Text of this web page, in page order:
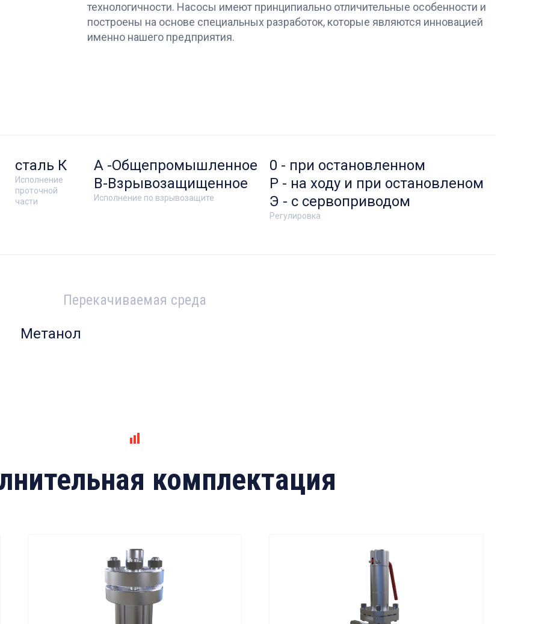
технологичности. Насосы имеют принципиально отличительные особенности и
построены на основе специальных разработок, которые являются инновацией
именно нашего предприятия.
Исполнение
проточной
части
сталь К
Исполнение по взрывозащите
А -Общепромышленное
В-Взрывозащищенное
Регулировка
0 - при остановленном
Р - на ходу и при остановленом
Э - с сервоприводом
Перекачиваемая среда
Метанол
комплектация